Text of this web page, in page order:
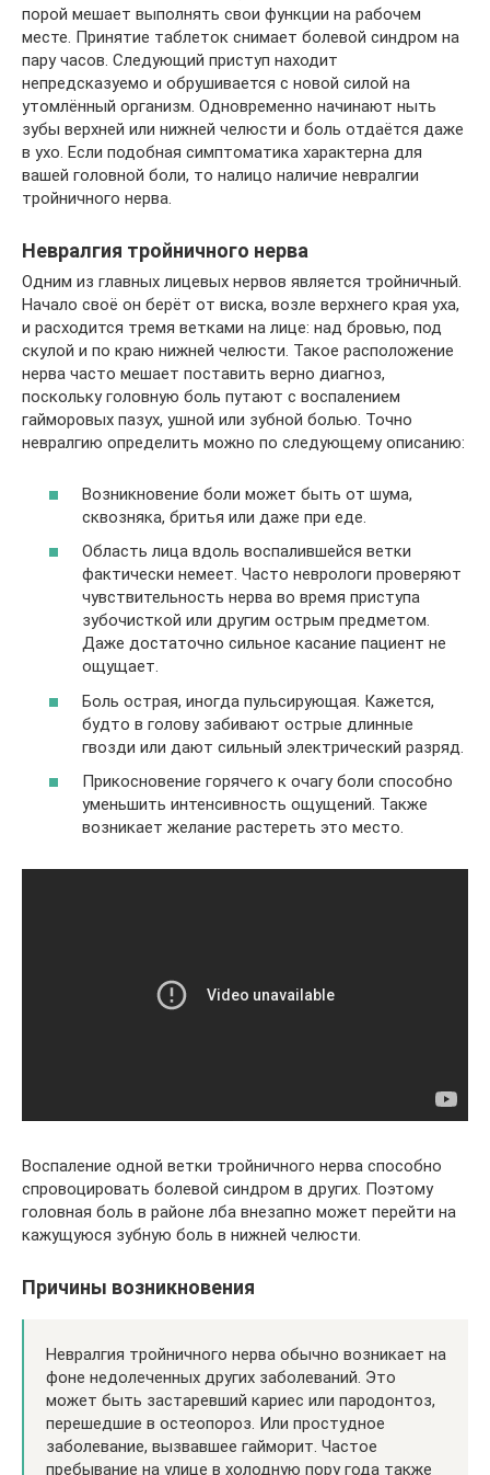
порой мешает выполнять свои функции на рабочем
месте. Принятие таблеток снимает болевой синдром на
пару часов. Следующий приступ находит
непредсказуемо и обрушивается с новой силой на
утомлённый организм. Одновременно начинают ныть
зубы верхней или нижней челюсти и боль отдаётся даже
в ухо. Если подобная симптоматика характерна для
вашей головной боли, то налицо наличие невралгии
тройничного нерва.
Невралгия тройничного нерва
Одним из главных лицевых нервов является тройничный.
Начало своё он берёт от виска, возле верхнего края уха,
и расходится тремя ветками на лице: над бровью, под
скулой и по краю нижней челюсти. Такое расположение
нерва часто мешает поставить верно диагноз,
поскольку головную боль путают с воспалением
гайморовых пазух, ушной или зубной болью. Точно
невралгию определить можно по следующему описанию:
Возникновение боли может быть от шума,
сквозняка, бритья или даже при еде.
Область лица вдоль воспалившейся ветки
фактически немеет. Часто неврологи проверяют
чувствительность нерва во время приступа
зубочисткой или другим острым предметом.
Даже достаточно сильное касание пациент не
ощущает.
Боль острая, иногда пульсирующая. Кажется,
будто в голову забивают острые длинные
гвозди или дают сильный электрический разряд.
Прикосновение горячего к очагу боли способно
уменьшить интенсивность ощущений. Также
возникает желание растереть это место.
Воспаление одной ветки тройничного нерва способно
спровоцировать болевой синдром в других. Поэтому
головная боль в районе лба внезапно может перейти на
кажущуюся зубную боль в нижней челюсти.
Причины возникновения
Невралгия тройничного нерва обычно возникает на
фоне недолеченных других заболеваний. Это
может быть застаревший кариес или пародонтоз,
перешедшие в остеопороз. Или простудное
заболевание, вызвавшее гайморит. Частое
пребывание на улице в холодную пору года также